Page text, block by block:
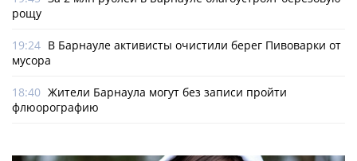
рощу
19:24 В Барнауле активисты очистили берег Пивоварки от
мусора
18:40 Жители Барнаула могут без записи пройти
флюорографию